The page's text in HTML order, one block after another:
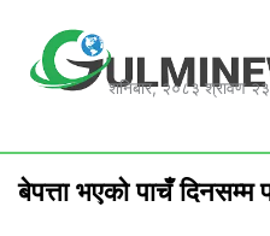
content
शनिबार, २०८३ श्रावण २३
बेपत्ता भएको पाचँ दिनसम्म